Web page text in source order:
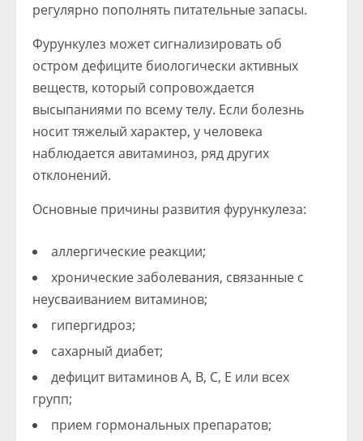
регулярно пополнять питательные запасы.
Фурункулез может сигнализировать об
остром дефиците биологически активных
веществ, который сопровождается
высыпаниями по всему телу. Если болезнь
носит тяжелый характер, у человека
наблюдается авитаминоз, ряд других
отклонений.
Основные причины развития фурункулеза:
аллергические реакции;
хронические заболевания, связанные с
неусваиванием витаминов;
гипергидроз;
сахарный диабет;
дефицит витаминов А, В, С, Е или всех
групп;
прием гормональных препаратов;